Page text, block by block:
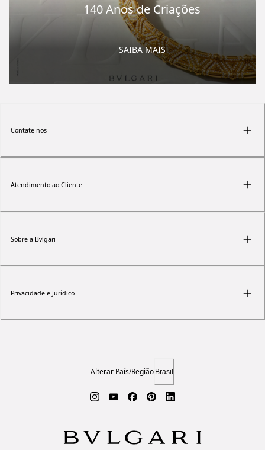
140 Anos de Criações
SAIBA MAIS
Contate-nos
Atendimento ao Cliente
Sobre a Bvlgari
Privacidade e Jurídico
Alterar País/Região Brasil